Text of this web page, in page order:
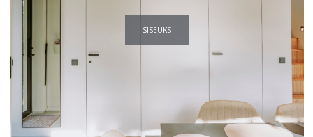
SISEUKS